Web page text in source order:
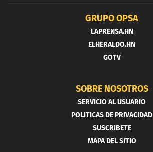
GRUPO OPSA
LAPRENSA.HN
ELHERALDO.HN
GOTV
SOBRE NOSOTROS
SERVICIO AL USUARIO
POLITICAS DE PRIVACIDAD
SUSCRIBETE
MAPA DEL SITIO